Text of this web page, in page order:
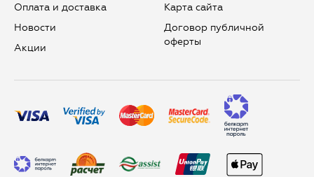
Оплата и доставка
Новости
Aкции
Карта сайта
Договор публичной
оферты